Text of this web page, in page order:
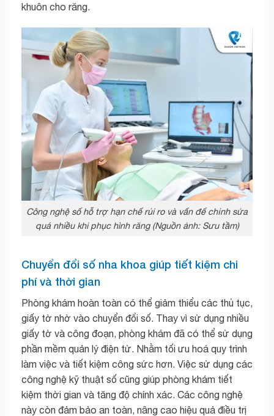
khuôn cho răng.
Công nghệ số hỗ trợ hạn chế rủi ro và vấn để chỉnh sửa
quá nhiều khi phục hình răng (Nguồn ảnh: Sưu tầm)
Chuyển đổi số nha khoa giúp tiết kiệm chi
phí và thời gian
Phòng khám hoàn toàn có thể giảm thiểu các thủ tục,
giấy tờ nhờ vào chuyển đổi số. Thay vì sử dụng nhiều
giấy tờ và công đoạn, phòng khám đã có thể sử dụng
phần mềm quản lý điện tử. Nhằm tối ưu hoá quy trình
làm việc và tiết kiệm công sức hơn. Việc sử dụng các
công nghệ kỹ thuật số cũng giúp phòng khám tiết
kiệm thời gian và tăng độ chính xác. Các công nghệ
này còn đảm bảo an toàn, nâng cao hiệu quả điều trị